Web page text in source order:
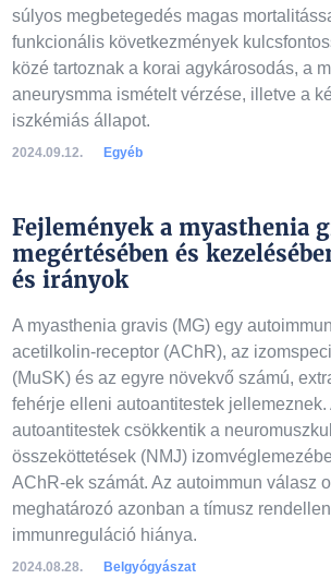
súlyos megbetegedés magas
funkcionális következmények
közé tartoznak a korai agykárosodás, a
aneurysmma ismételt vérzése, illetve a
iszkémiás állapot.
2024.09.12. Egyéb
Fejlemények a myasthenia
megértésében és
és irányok
A myasthenia gravis (MG) egy
acetilkolin-receptor (AChR), az
(MuSK) és az egyre növekvő számú,
fehérje elleni autoantitestek jellemeznek.
autoantitestek csökkentik a
összeköttetések (NMJ)
AChR-ek számát. Az autoimmun válasz
meghatározó azonban a tímusz
immunreguláció hiánya.
2024.08.28. Belgyógyászat